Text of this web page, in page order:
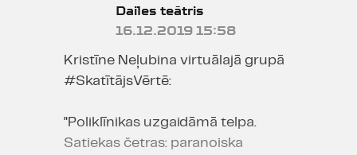
Dailes teātris
16.12.2019 15:58
Kristīne Neļubina virtuālajā grupā
#SkatītājsVērtē:
"Poliklīnikas uzgaidāmā telpa.
Satiekas četras: paranoiska